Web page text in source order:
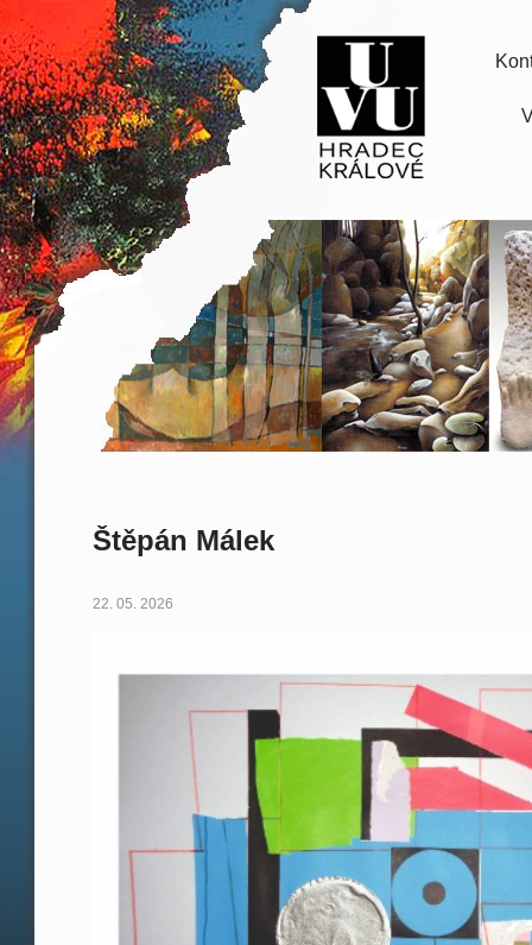
Štěpán Málek
22. 05. 2026